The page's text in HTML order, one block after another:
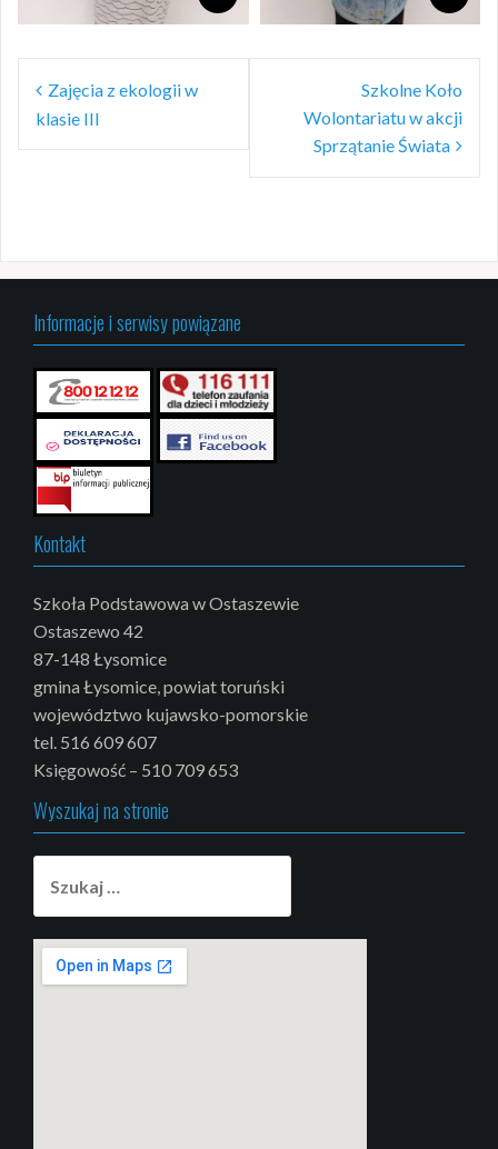
Nawigacja
wpisu
Zajęcia z ekologii w
klasie III
Szkolne Koło
Wolontariatu w akcji
Sprzątanie Świata
Informacje i serwisy powiązane
Kontakt
Szkoła Podstawowa w Ostaszewie
Ostaszewo 42
87-148 Łysomice
gmina Łysomice, powiat toruński
województwo kujawsko-pomorskie
tel. 516 609 607
Księgowość – 510 709 653
Wyszukaj na stronie